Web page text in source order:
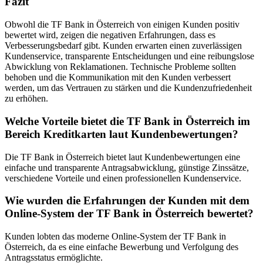
Obwohl die TF Bank in Österreich von einigen Kunden positiv
bewertet wird, zeigen die negativen Erfahrungen, dass es
Verbesserungsbedarf gibt. Kunden erwarten einen zuverlässigen
Kundenservice, transparente Entscheidungen und eine reibungslose
Abwicklung von Reklamationen. Technische Probleme sollten
behoben und die Kommunikation mit den Kunden verbessert
werden, um das Vertrauen zu stärken und die Kundenzufriedenheit
zu erhöhen.
Welche Vorteile bietet die TF Bank in Österreich im
Bereich Kreditkarten laut Kundenbewertungen?
Die TF Bank in Österreich bietet laut Kundenbewertungen eine
einfache und transparente Antragsabwicklung, günstige Zinssätze,
verschiedene Vorteile und einen professionellen Kundenservice.
Wie wurden die Erfahrungen der Kunden mit dem
Online-System der TF Bank in Österreich bewertet?
Kunden lobten das moderne Online-System der TF Bank in
Österreich, da es eine einfache Bewerbung und Verfolgung des
Antragsstatus ermöglichte.